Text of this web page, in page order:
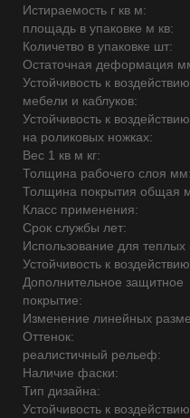
Истираемость г кв м:
площадь в упаковке м кв:
Количетво в упаковке шт:
Остаточная деформация
Устойчивость к
мебели и каблуков:
Устойчивость к
на роликовых ножках:
Вес 1 кв м кг:
Толщина рабочего слоя мм:
Толщина покрытия общая
Класс применения:
Срок службы лет:
Использование для теплых
Устойчивость к
Дополнительное защитное
покрытие:
Изменение линейных
Оттенок:
реалистичный рельеф:
Наличие фаски:
Тип дизайна:
Устойчивость к воздействию